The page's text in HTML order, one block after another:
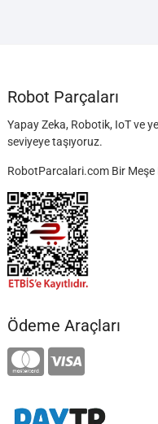
Robot Parçaları
Yapay Zeka, Robotik, IoT ve
seviyeye taşıyoruz.
RobotParcalari.com Bir Meşe
Ödeme Araçları